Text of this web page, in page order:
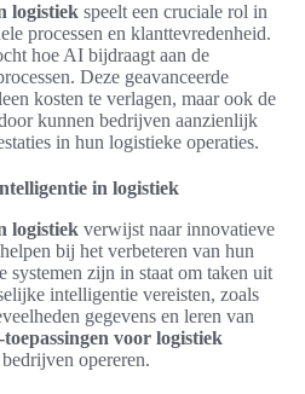
logistiek speelt een cruciale rol in
processen en klanttevredenheid.
hoe AI bijdraagt aan de
Deze geavanceerde
kosten te verlagen, maar ook de
kunnen bedrijven aanzienlijk
in hun logistieke operaties.
in logistiek
logistiek verwijst naar innovatieve
bij het verbeteren van hun
systemen zijn in staat om taken uit
intelligentie vereisten, zoals
gegevens en leren van
voor logistiek
opereren.